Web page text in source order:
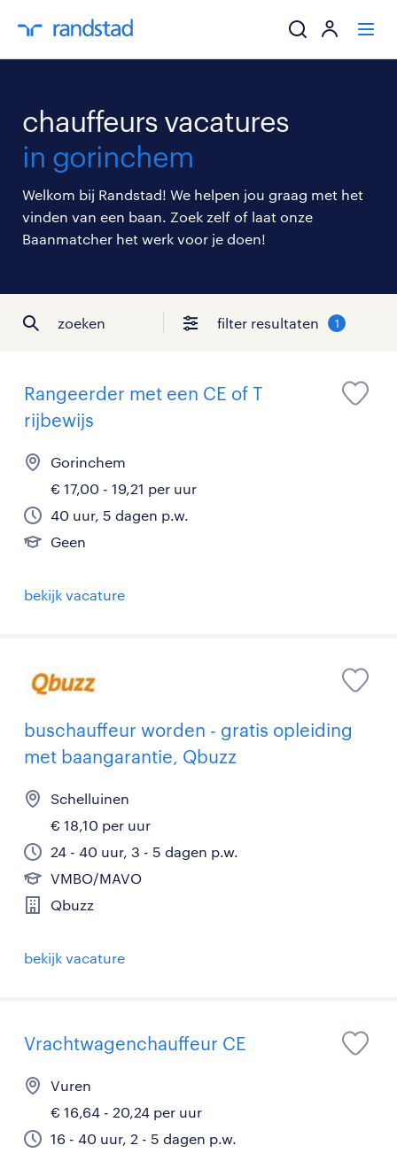
mijn carrière
over randstad
chauffeurs vacatures
in gorinchem
Welkom bij Randstad! We helpen jou graag met het
vinden van een baan. Zoek zelf of laat onze
Baanmatcher het werk voor je doen!
zoeken filter resultaten 1
Rangeerder met een CE of T
rijbewijs
Gorinchem
€ 17,00 - 19,21 per uur
40 uur, 5 dagen p.w.
Geen
bekijk vacature
buschauffeur worden - gratis opleiding
met baangarantie, Qbuzz
Schelluinen
€ 18,10 per uur
24 - 40 uur, 3 - 5 dagen p.w.
VMBO/MAVO
Qbuzz
bekijk vacature
Vrachtwagenchauffeur CE
Vuren
€ 16,64 - 20,24 per uur
16 - 40 uur, 2 - 5 dagen p.w.